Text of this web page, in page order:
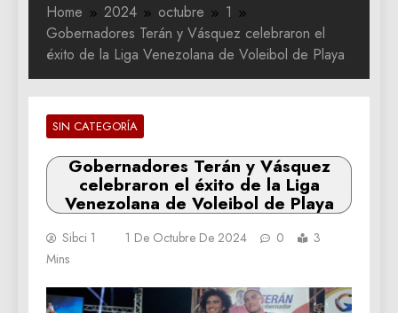
Home 2024 octubre
1
Gobernadores Terán y Vásquez celebraron el
éxito de la Liga Venezolana de Voleibol de Playa
SIN CATEGORÍA
Gobernadores Terán y Vásquez
celebraron el éxito de la Liga
Venezolana de Voleibol de Playa
Sibci 1 1 De Octubre De 2024 0
3
Mins